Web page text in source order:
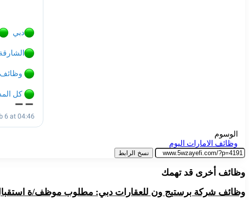
الوسوم
وظائف الامارات اليوم
نسخ الرابط
وظائف أخرى قد تهمك
وظائف شركة برستيج ون للعقارات دبي: مطلوب موظف/ة